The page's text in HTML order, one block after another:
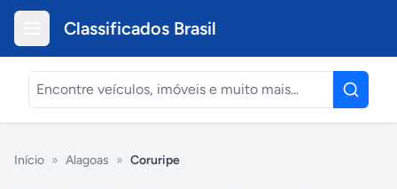
Classificados Brasil
Início » Alagoas » Coruripe